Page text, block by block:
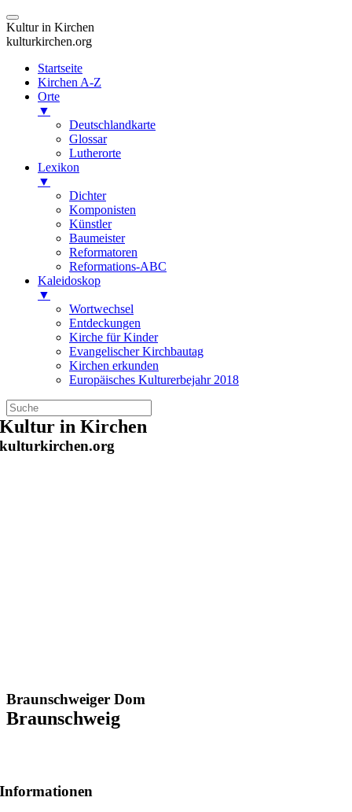
Kultur in Kirchen
kulturkirchen.org
Startseite
Kirchen A-Z
Orte
▼
Deutschlandkarte
Glossar
Lutherorte
Lexikon
▼
Dichter
Komponisten
Künstler
Baumeister
Reformatoren
Reformations-ABC
Kaleidoskop
▼
Wortwechsel
Entdeckungen
Kirche für Kinder
Evangelischer Kirchbautag
Kirchen erkunden
Europäisches Kulturerbejahr 2018
Zum
Inhalt
springen
Kultur in Kirchen
kulturkirchen.org
Braunschweiger Dom
Braunschweig
Informationen